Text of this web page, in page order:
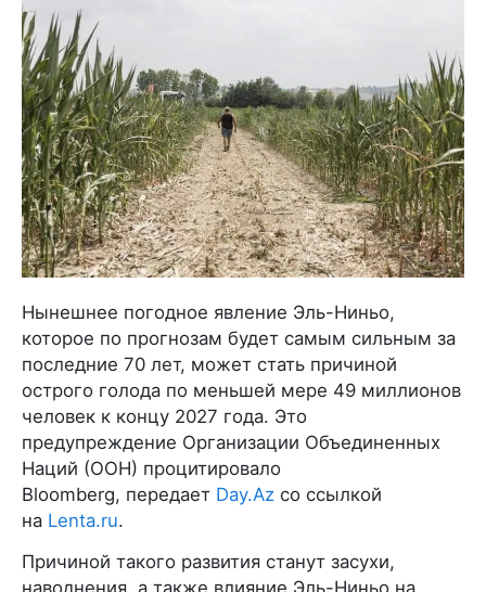
Нынешнее погодное явление Эль-Ниньо,
которое по прогнозам будет самым сильным за
последние 70 лет, может стать причиной
острого голода по меньшей мере 49 миллионов
человек к концу 2027 года. Это
предупреждение Организации Объединенных
Наций (ООН) процитировало
Bloomberg, передает Day.Az со ссылкой
на Lenta.ru.
Причиной такого развития станут засухи,